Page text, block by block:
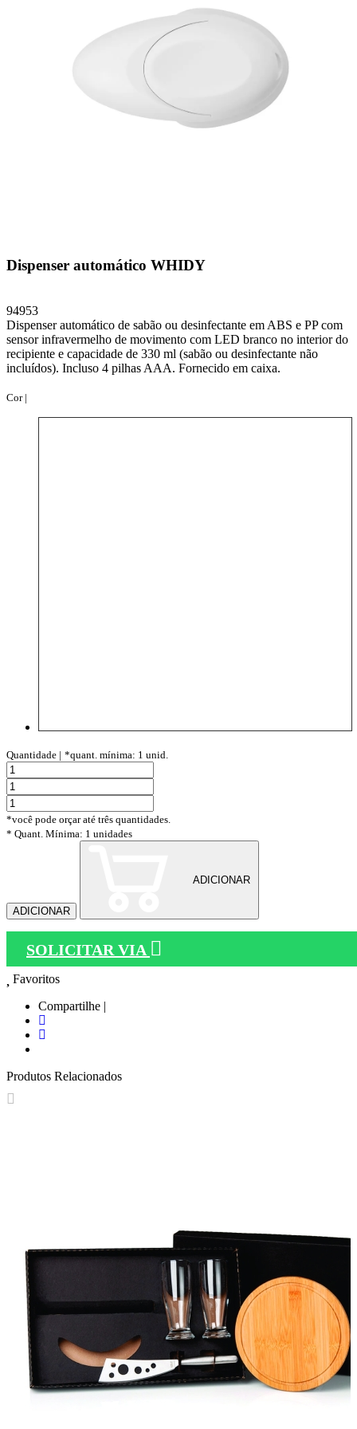
Dispenser automático WHIDY
94953
Dispenser automático de sabão ou desinfectante em ABS e PP com
sensor infravermelho de movimento com LED branco no interior do
recipiente e capacidade de 330 ml (sabão ou desinfectante não
incluídos). Incluso 4 pilhas AAA. Fornecido em caixa.
Cor |
Quantidade | *quant. mínima: 1 unid.
*você pode orçar até três quantidades.
* Quant. Mínima: 1 unidades
ADICIONAR
ADICIONAR
SOLICITAR VIA
Favoritos
Compartilhe |
Produtos Relacionados